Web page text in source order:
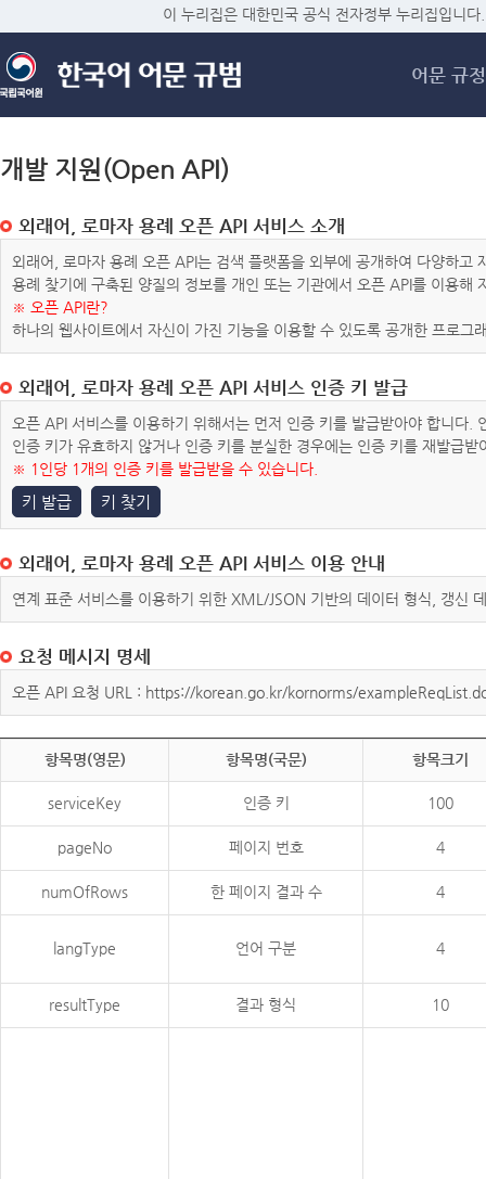
메
이 누리집은 대한민국 공식 전자정부 누리집입니다.
어문 규정
개발 지원(Open API)
외래어, 로마자 용례 오픈 API 서비스 소개
외래어, 로마자 용례 오픈 API는 검색 플랫폼을 외부에 공개하여 다양하
용례 찾기에 구축된 양질의 정보를 개인 또는 기관에서 오픈 API를 이용해
※ 오픈 API란?
하나의 웹사이트에서 자신이 가진 기능을 이용할 수 있도록 공개한 프로그
외래어, 로마자 용례 오픈 API 서비스 인증 키 발급
오픈 API 서비스를 이용하기 위해서는 먼저 인증 키를 발급받아야 합니다
인증 키가 유효하지 않거나 인증 키를 분실한 경우에는 인증 키를 재발급받
※ 1인당 1개의 인증 키를 발급받을 수 있습니다.
키 발급 키 찾기
외래어, 로마자 용례 오픈 API 서비스 이용 안내
연계 표준 서비스를 이용하기 위한 XML/JSON 기반의 데이터 형식, 갱신
요청 메시지 명세
오픈 API 요청 URL : https://korean.go.kr/kornorms/
항목명(영문) 항목명(국문) 항목크기
serviceKey 인증 키 100
pageNo 페이지 번호 4
numOfRows 한 페이지 결과 수 4
langType 언어 구분 4
resultType 결과 형식 10